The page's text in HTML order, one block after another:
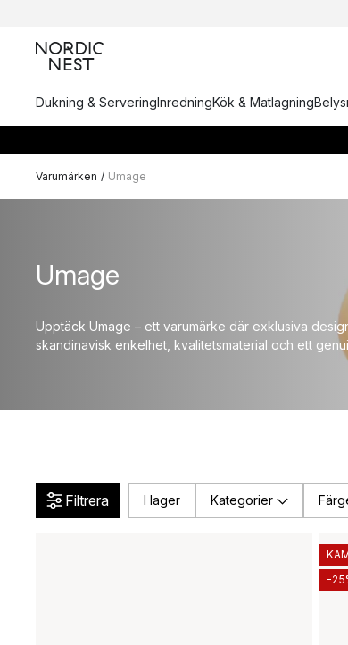
Dukning & ServeringInredningKök & Matlagning
Varumärken / Umage
Umage
Upptäck Umage – ett varumärke där exklusiva
skandinavisk enkelhet, kvalitetsmaterial och ett
Filtrera I lager Kategorier
-